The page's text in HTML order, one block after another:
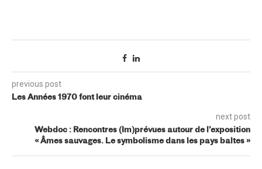
previous post
Les Années 1970 font leur cinéma
next post
Webdoc : Rencontres (Im)prévues autour de l’exposition
« Âmes sauvages. Le symbolisme dans les pays baltes »